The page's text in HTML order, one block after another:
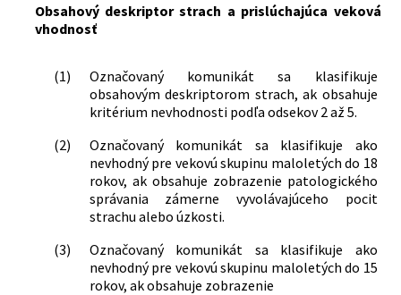
Obsahový deskriptor strach a prislúchajúca veková
vhodnosť
(1)
Označovaný komunikát sa klasifikuje
obsahovým deskriptorom strach, ak obsahuje
kritérium nevhodnosti podľa odsekov 2 až 5.
(2)
Označovaný komunikát sa klasifikuje ako
nevhodný pre vekovú skupinu maloletých do 18
rokov, ak obsahuje zobrazenie patologického
správania zámerne vyvolávajúceho pocit
strachu alebo úzkosti.
(3)
Označovaný komunikát sa klasifikuje ako
nevhodný pre vekovú skupinu maloletých do 15
rokov, ak obsahuje zobrazenie